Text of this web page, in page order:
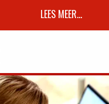
LEES MEER...